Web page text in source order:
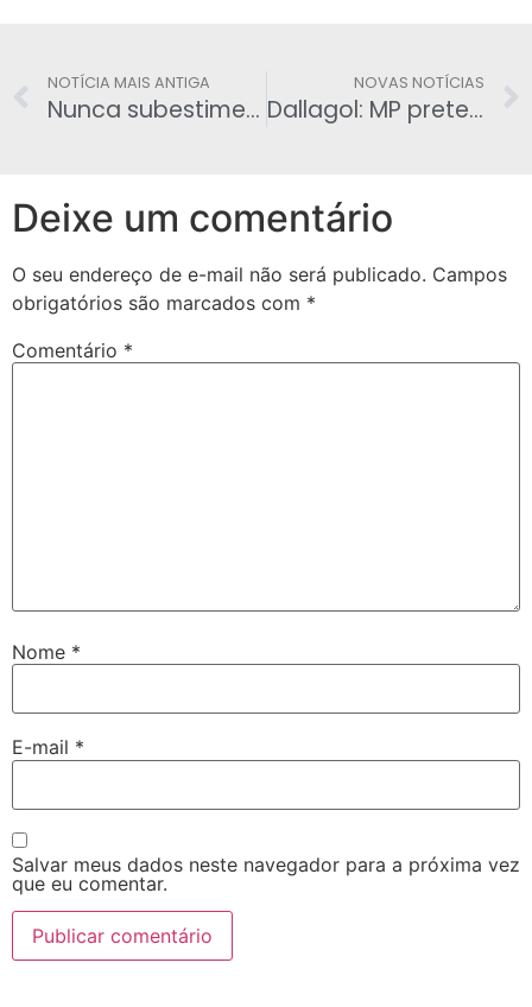
NOTÍCIA MAIS ANTIGA
Nunca subestimem o ódio, o medo e a ignorância
NOVAS NOTÍCIAS
Dallagol: MP pretende investigar outras estatais
Deixe um comentário
O seu endereço de e-mail não será publicado. Campos
obrigatórios são marcados com *
Comentário *
Nome *
E-mail *
Salvar meus dados neste navegador para a próxima vez
que eu comentar.